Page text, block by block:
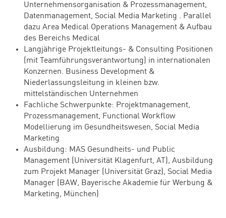
Unternehmensorganisation & Prozessmanagement,
Datenmanagement, Social Media Marketing . Parallel
dazu Area Medical Operations Management & Aufbau
des Bereichs Medical
Langjährige Projektleitungs- & Consulting Positionen
(mit Teamführungsverantwortung) in internationalen
Konzernen. Business Development &
Niederlassungsleitung in kleinen bzw.
mittelständischen Unternehmen
Fachliche Schwerpunkte: Projektmanagement,
Prozessmanagement, Functional Workflow
Modellierung im Gesundheitswesen, Social Media
Marketing
Ausbildung: MAS Gesundheits- und Public
Management (Universität Klagenfurt, AT), Ausbildung
zum Projekt Manager (Universität Graz), Social Media
Manager (BAW, Bayerische Akademie für Werbung &
Marketing, München)